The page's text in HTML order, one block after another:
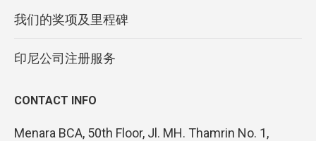
我们的奖项及里程碑
印尼公司注册服务
CONTACT INFO
Menara BCA, 50th Floor, Jl. MH. Thamrin No. 1,